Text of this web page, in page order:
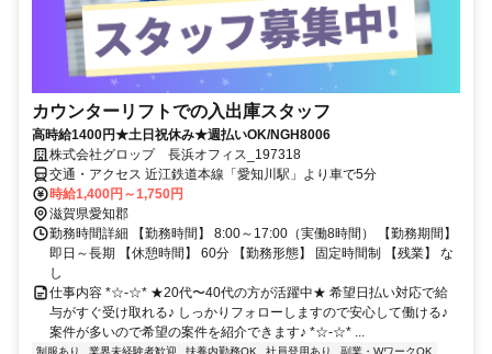
カウンターリフトでの入出庫スタッフ
高時給1400円★土日祝休み★週払いOK/NGH8006
株式会社グロップ 長浜オフィス_197318
交通・アクセス 近江鉄道本線「愛知川駅」より車で5分
時給1,400円～1,750円
滋賀県愛知郡
勤務時間詳細 【勤務時間】 8:00～17:00（実働8時間） 【勤務期間】
即日～長期 【休憩時間】 60分 【勤務形態】 固定時間制 【残業】 な
し
仕事内容 *☆-☆* ★20代〜40代の方が活躍中★ 希望日払い対応で給
与がすぐ受け取れる♪ しっかりフォローしますので安心して働ける♪
案件が多いので希望の案件を紹介できます♪ *☆-☆* ...
制服あり 業界未経験者歓迎 扶養内勤務OK 社員登用あり
副業・WワークOK